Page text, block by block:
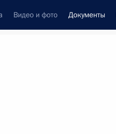
Видео и фото Документы